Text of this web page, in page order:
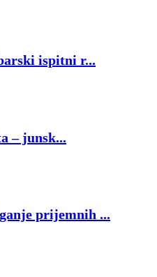
ispitni r...
– junsk...
prijemnih ...